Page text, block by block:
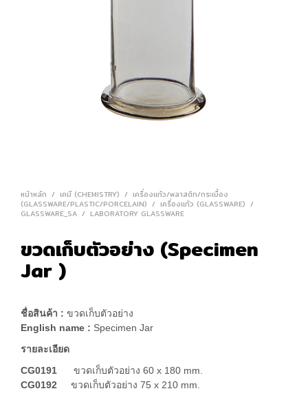
หน้าหลัก / เคมี (CHEMISTRY) / เครื่องแก้ว/พลาสติก/กระเบื้อง
(GLASSWARE/PLASTIC/PORCELAIN) / เครื่องแก้ว (GLASSWARE) /
GLASSWARE_SA / LABORATORY GLASSWARE
ขวดเก็บตัวอย่าง (Specimen
Jar )
ชื่อสินค้า : ขวดเก็บตัวอย่าง
English name : Specimen Jar
รายละเอียด
CG0191 ขวดเก็บตัวอย่าง 60 x 180 mm.
CG0192
ขวดเก็บตัวอย่าง 75 x 210 mm.